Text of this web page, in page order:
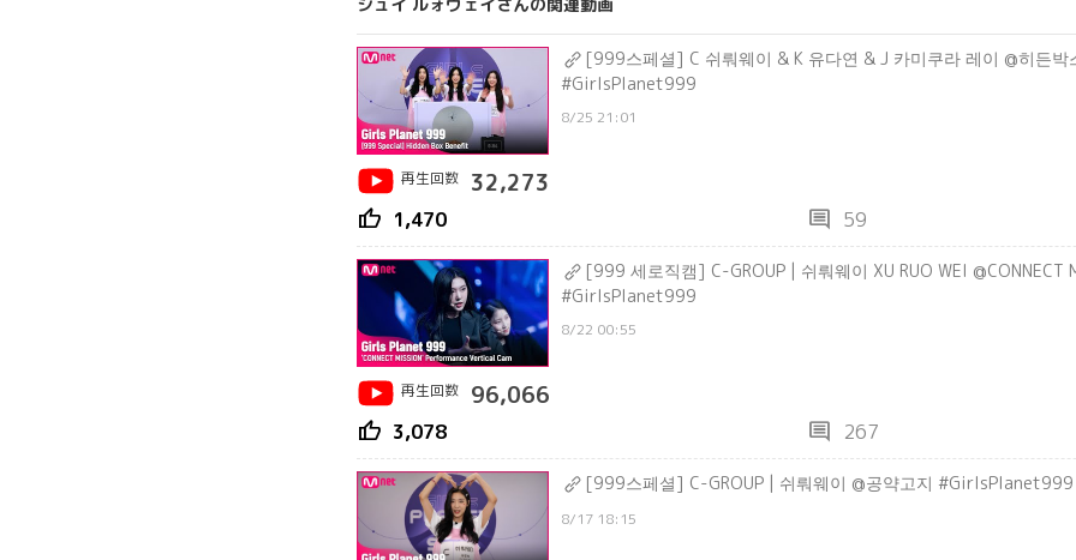
[999스페셜] C 쉬뤄웨이 & K 유다연 & J 카미쿠라 레이 @히든박
#GirlsPlanet999
8/25 21:01
再生回数 32,273
thumb_up 1,470 comment 59
[999 세로직캠] C-GROUP | 쉬뤄웨이 XU RUO WEI @CONNECT
#GirlsPlanet999
8/22 00:55
再生回数 96,066
thumb_up 3,078 comment 267
[999스페셜] C-GROUP | 쉬뤄웨이 @공약고지 #GirlsPlanet999
8/17 18:15